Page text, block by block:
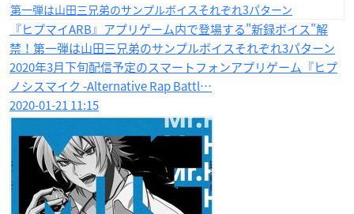
『ヒプマイARB』アプリゲーム内で登場する"新録ボイス"解
禁！第一弾は山田三兄弟のサンプルボイスそれぞれ3パターン
2020年3月下旬配信予定のスマートフォンアプリゲーム『ヒプ
ノシスマイク -Alternative Rap Battl…
2020-01-21 11:15